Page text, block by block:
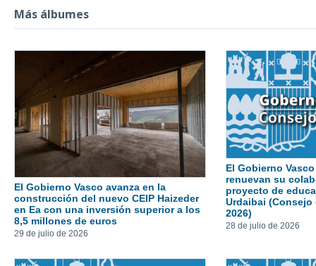
Más álbumes
El Gobierno Vasco avanza en la
construcción del nuevo CEIP Haizeder
en Ea con una inversión superior a los
8,5 millones de euros
29 de julio de 2026
El Gobierno
renuevan su
proyecto de
Urdaibai (Consejo
2026)
28 de julio de 2026